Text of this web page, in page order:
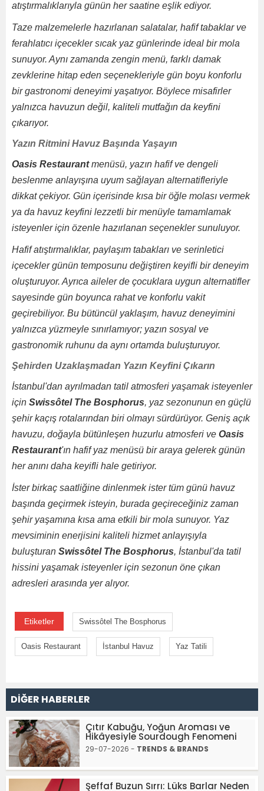
atıştırmalıklarıyla günün her saatine eşlik ediyor.
Taze malzemelerle hazırlanan salatalar, hafif tabaklar ve
ferahlatıcı içecekler sıcak yaz günlerinde ideal bir mola
sunuyor. Aynı zamanda zengin menü, farklı damak
zevklerine hitap eden seçenekleriyle gün boyu konforlu
bir gastronomi deneyimi yaşatıyor. Böylece misafirler
yalnızca havuzun değil, kaliteli mutfağın da keyfini
çıkarıyor.
Yazın Ritmini Havuz Başında Yaşayın
Oasis Restaurantmenüsü, yazın hafif ve dengeli
beslenme anlayışına uyum sağlayan alternatifleriyle
dikkat çekiyor. Gün içerisinde kısa bir öğle molası vermek
ya da havuz keyfini lezzetli bir menüyle tamamlamak
isteyenler için özenle hazırlanan seçenekler sunuluyor.
Hafif atıştırmalıklar, paylaşım tabakları ve serinletici
içecekler günün temposunu değiştiren keyifli bir deneyim
oluşturuyor. Ayrıca aileler de çocuklara uygun alternatifler
sayesinde gün boyunca rahat ve konforlu vakit
geçirebiliyor. Bu bütüncül yaklaşım, havuz deneyimini
yalnızca yüzmeyle sınırlamıyor; yazın sosyal ve
gastronomik ruhunu da aynı ortamda buluşturuyor.
Şehirden Uzaklaşmadan Yazın Keyfini Çıkarın
İstanbul'dan ayrılmadan tatil atmosferi yaşamak isteyenler
için Swissôtel The Bosphorus, yaz sezonunun en güçlü
şehir kaçış rotalarından biri olmayı sürdürüyor. Geniş açık
havuzu, doğayla bütünleşen huzurlu atmosferi ve Oasis
Restaurant'ın hafif yaz menüsü bir araya gelerek günün
her anını daha keyifli hale getiriyor.
İster birkaç saatliğine dinlenmek ister tüm günü havuz
başında geçirmek isteyin, burada geçireceğiniz zaman
şehir yaşamına kısa ama etkili bir mola sunuyor. Yaz
mevsiminin enerjisini kaliteli hizmet anlayışıyla
buluşturan Swissôtel The Bosphorus, İstanbul'da tatil
hissini yaşamak isteyenler için sezonun öne çıkan
adresleri arasında yer alıyor.
Etiketler Swissôtel The Bosphorus
Oasis Restaurant İstanbul Havuz Yaz Tatili
DİĞER HABERLER
Çıtır Kabuğu, Yoğun Aroması ve
Hikâyesiyle Sourdough Fenomeni
29-07-2026 - TRENDS & BRANDS
Şeffaf Buzun Sırrı: Lüks Barlar Neden